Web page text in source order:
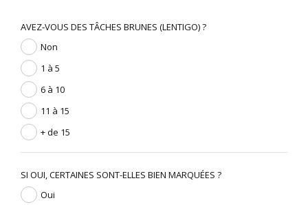
AVEZ-VOUS DES TÂCHES BRUNES (LENTIGO) ?
Non
1 à 5
6 à 10
11 à 15
+ de 15
SI OUI, CERTAINES SONT-ELLES BIEN MARQUÉES ?
Oui